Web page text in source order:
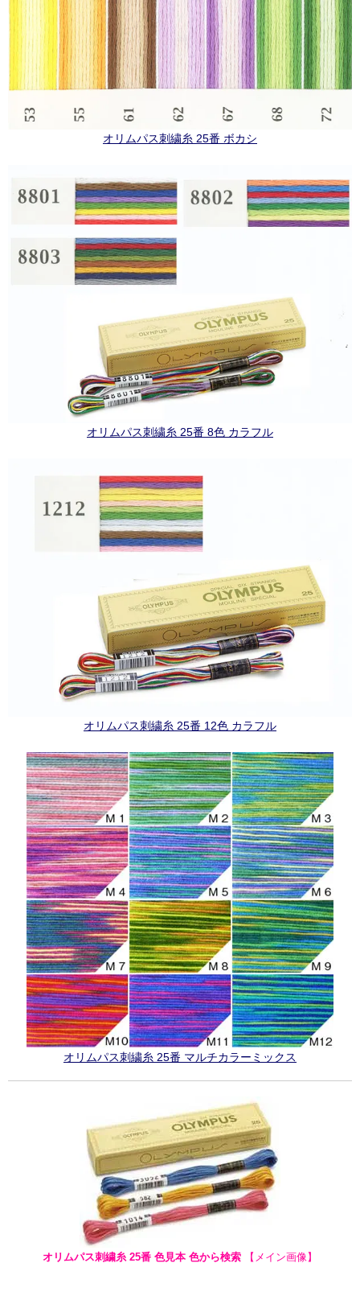
オリムパス刺繍糸 25番 ボカシ
オリムパス刺繍糸 25番 8色 カラフル
オリムパス刺繍糸 25番 12色 カラフル
オリムパス刺繍糸 25番 マルチカラーミックス
オリムパス刺繍糸 25番 色見本 色から検索 【メイン画像】